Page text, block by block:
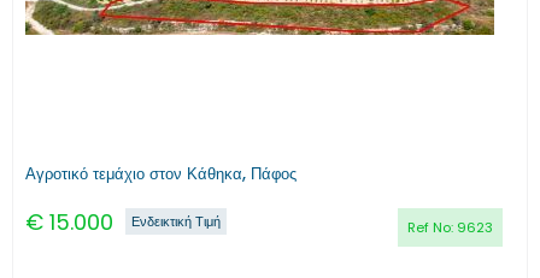
Αγροτικό τεμάχιο στον Κάθηκα, Πάφος
€ 15.000 Ref No: 9623
Ενδεικτική Τιμή